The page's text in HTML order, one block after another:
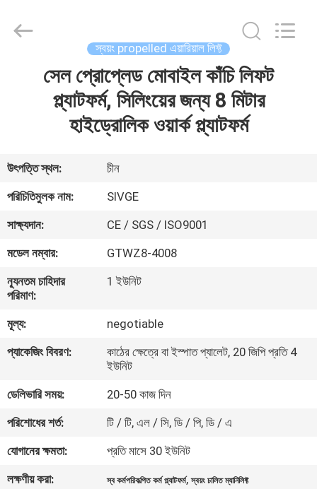
ভিডিও
সম্পর্কে
কারখানা
মান
যোগাযোগ
করুন
স্বয়ং propelled এয়ারিয়াল লিফ্ট
সেল প্রোপ্লেড মোবাইল কাঁচি লিফট
প্ল্যাটফর্ম, সিলিংয়ের জন্য 8 মিটার
হাইড্রোলিক ওয়ার্ক প্ল্যাটফর্ম
উৎপত্তি স্থল:
চীন
পরিচিতিমুলক নাম:
SIVGE
সাক্ষ্যদান:
CE / SGS / ISO9001
মডেল নম্বার:
GTWZ8-4008
ন্যূনতম চাহিদার
পরিমাণ:
1 ইউনিট
মূল্য:
negotiable
প্যাকেজিং বিবরণ:
কাঠের ক্ষেত্রে বা ইস্পাত প্যালেট, 20 জিপি প্রতি 4
ইউনিট
ডেলিভারি সময়:
20-50 কাজ দিন
পরিশোধের শর্ত:
টি / টি, এল / সি, ডি / পি, ডি / এ
যোগানের ক্ষমতা:
প্রতি মাসে 30 ইউনিট
লক্ষণীয় করা:
স্ব কর্মপরিকল্পিত কর্ম প্ল্যাটফর্ম,স্বয়ং চালিত ম্যানিলিফ্ট